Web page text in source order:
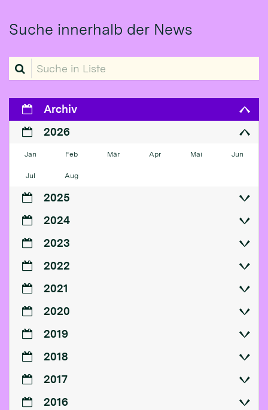
Suche innerhalb der News
Suche in Liste
Archiv
2026
Jan Feb Mär Apr Mai Jun
Jul Aug
2025
2024
2023
2022
2021
2020
2019
2018
2017
2016